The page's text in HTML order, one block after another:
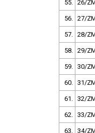
55. 26/
56. 27/
57. 28/
58. 29/
59. 30/
60. 31/
61. 32/
62. 33/
63. 34/